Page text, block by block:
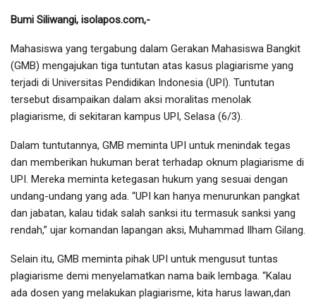
Bumi Siliwangi, isolapos.com,-
Mahasiswa yang tergabung dalam Gerakan Mahasiswa Bangkit
(GMB) mengajukan tiga tuntutan atas kasus plagiarisme yang
terjadi di Universitas Pendidikan Indonesia (UPI). Tuntutan
tersebut disampaikan dalam aksi moralitas menolak
plagiarisme, di sekitaran kampus UPI, Selasa (6/3).
Dalam tuntutannya, GMB meminta UPI untuk menindak tegas
dan memberikan hukuman berat terhadap oknum plagiarisme di
UPI. Mereka meminta ketegasan hukum yang sesuai dengan
undang-undang yang ada. “UPI kan hanya menurunkan pangkat
dan jabatan, kalau tidak salah sanksi itu termasuk sanksi yang
rendah,” ujar komandan lapangan aksi, Muhammad Ilham Gilang.
Selain itu, GMB meminta pihak UPI untuk mengusut tuntas
plagiarisme demi menyelamatkan nama baik lembaga. “Kalau
ada dosen yang melakukan plagiarisme, kita harus lawan,dan